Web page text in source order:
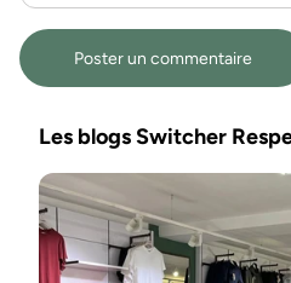
Les blogs Switcher